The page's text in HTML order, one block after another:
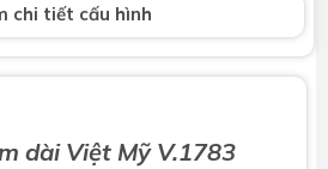
bao gồm
chi tiết cấu hình
dài Việt Mỹ V.1783